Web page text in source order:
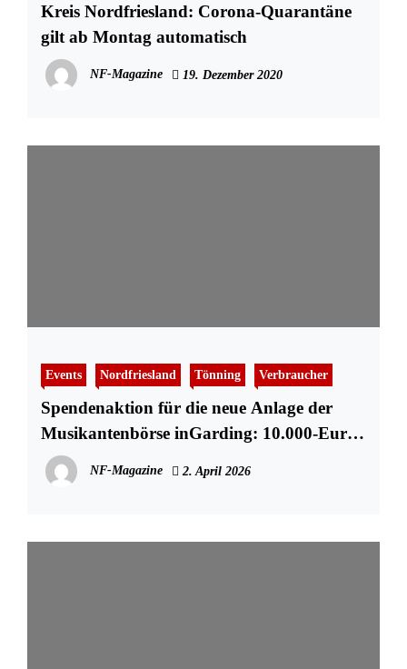
Kreis Nordfriesland: Corona-Quarantäne
gilt ab Montag automatisch
NF-Magazine 19. Dezember 2020
Events Nordfriesland Tönning Verbraucher
Spendenaktion für die neue Anlage der
Musikantenbörse inGarding: 10.000-Euro-
Marke geknackt – und es geht weiter
NF-Magazine 2. April 2026